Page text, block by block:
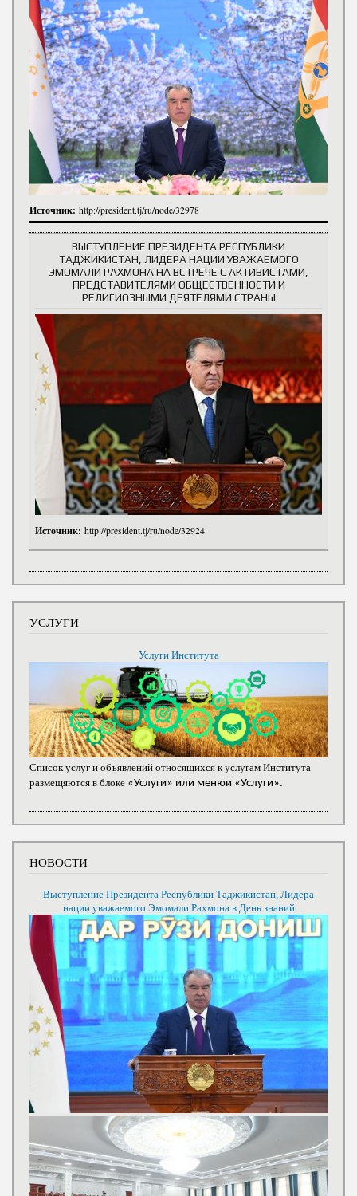
Источник: http://president.tj/ru/node/32978
ВЫСТУПЛЕНИЕ ПРЕЗИДЕНТА РЕСПУБЛИКИ
ТАДЖИКИСТАН, ЛИДЕРА НАЦИИ УВАЖАЕМОГО
ЭМОМАЛИ РАХМОНА НА ВСТРЕЧЕ С АКТИВИСТАМИ,
ПРЕДСТАВИТЕЛЯМИ ОБЩЕСТВЕННОСТИ И
РЕЛИГИОЗНЫМИ ДЕЯТЕЛЯМИ СТРАНЫ
Источник: http://president.tj/ru/node/32924
УСЛУГИ
Услуги Института
Список услуг и объявлений относящихся к услугам Института
размещяются в блоке «Услуги» или менюи «Услуги».
НОВОСТИ
Выступление Президента Республики Таджикистан, Лидера
нации уважаемого Эмомали Рахмона в День знаний